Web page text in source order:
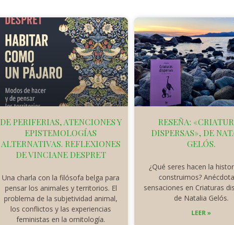
DE PERIFERIAS, ATENCIONES Y
EPISTEMOLOGÍAS
ALTERNATIVAS. REFLEXIONES
DE VINCIANE DESPRET
Una charla con la filósofa belga para
pensar los animales y territorios. El
problema de la subjetividad animal,
los conflictos y las experiencias
feministas en la ornitología.
RESEÑA:
DISPERSAS», DE
GELÓS.
¿Qué seres hacen la
construimos?
sensaciones en Criaturas
de Natalia Gelós.
LEER »